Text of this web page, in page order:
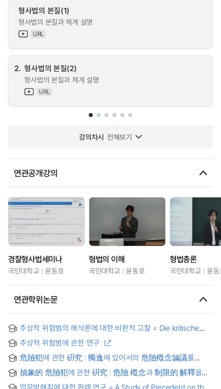
형사법의 본질(1)
형사법의 본질과 체계 설명
URL
2. 형사법의 본질(2)
형사법의 본질과 체계 설명
URL
강의차시 전체보기
연관공개강의
경찰형사법세미나
국민대학교 윤동호
형법의 이해
국민대학교 윤동호
형법총론
국민대학교 윤
연관학위논문
추상적 위험범의 해석론에 대한 비판적 고찰 = Die kritische
Betrachtung ber die Auslegungstheorien des abstrakten
Gef?hrdungsdelikts
추상적 위험범에 관한 연구
危險犯에 관한 硏究 : 獨逸에 있어서의 危險槪念論議를
중심으로 = Undersuchung uber die gefahrdungsdelikte
抽象的 危險犯에 관한 硏究 : 危險 槪念과 制限的 解釋을
中心으로 = Untersuchung uber die abtrakte
업무방해죄에 대한 판례 연구 = A Study of Precedent on the